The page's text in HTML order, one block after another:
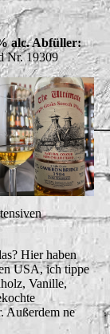
alc. Abfüller:
Nr. 19309
Hier haben
USA, ich tippe
Vanille,
Außerdem ne